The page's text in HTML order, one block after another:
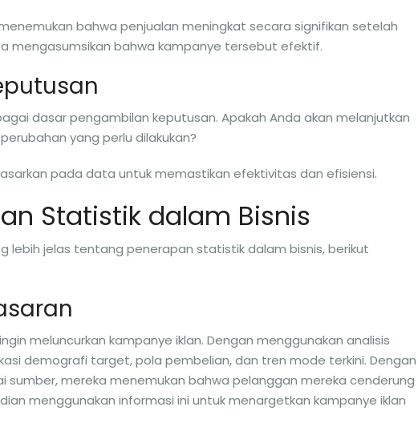
bahwa penjualan meningkat secara signifikan setelah
mengasumsikan bahwa kampanye tersebut efektif.
dasar pengambilan keputusan. Apakah Anda akan melanjutkan
yang perlu dilakukan?
pada data untuk memastikan efektivitas dan efisiensi.
Statistik dalam Bisnis
lebih jelas tentang penerapan statistik dalam bisnis, berikut
meluncurkan kampanye iklan. Dengan menggunakan analisis
demografi target, pola pembelian, dan tren mode terkini. Dengan
mereka menemukan bahwa pelanggan mereka cenderung
menggunakan informasi ini untuk menargetkan kampanye iklan